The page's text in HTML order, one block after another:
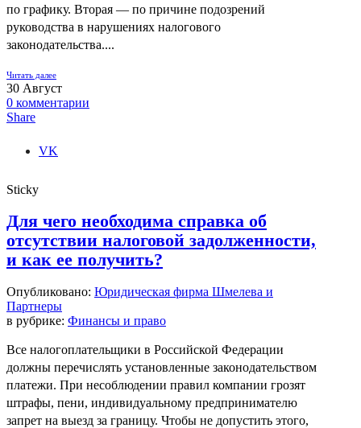
по графику. Вторая — по причине подозрений
руководства в нарушениях налогового
законодательства....
Читать далее
30 Август
0 комментарии
Share
VK
Sticky
Для чего необходима справка об
отсутствии налоговой задолженности,
и как ее получить?
Опубликовано: Юридическая фирма Шмелева и
Партнеры
в рубрике: Финансы и право
Все налогоплательщики в Российской Федерации
должны перечислять установленные законодательством
платежи. При несоблюдении правил компании грозят
штрафы, пени, индивидуальному предпринимателю
запрет на выезд за границу. Чтобы не допустить этого,